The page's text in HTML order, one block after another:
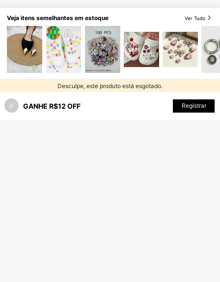
Desculpe, este produto está esgotado.
Veja itens semelhantes em estoque Ver Tudo
GANHE R$12 OFF Registrar